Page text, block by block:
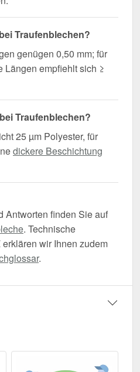
Traufenblechen?
genügen 0,50 mm; für
Längen empfiehlt sich ≥
Traufenblechen?
25 µm Polyester, für
dickere Beschichtung
Antworten finden Sie auf
. Technische
wir Ihnen zudem
.